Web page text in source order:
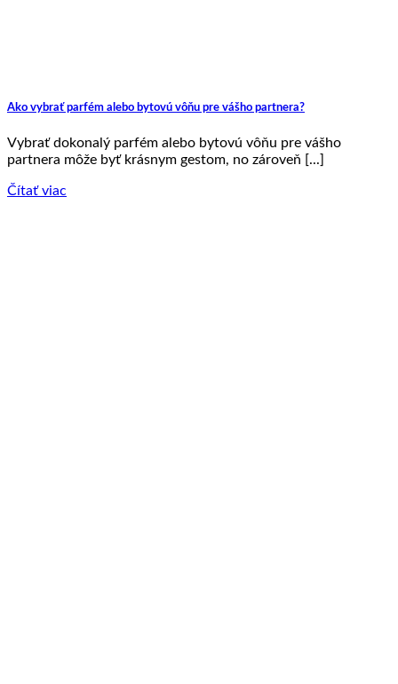
Ako vybrať parfém alebo bytovú vôňu pre vášho partnera?
Vybrať dokonalý parfém alebo bytovú vôňu pre vášho
partnera môže byť krásnym gestom, no zároveň [...]
Čítať viac